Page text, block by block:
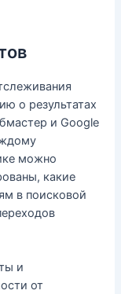
о результатах
и Google
можно
какие
в поисковой
и
от